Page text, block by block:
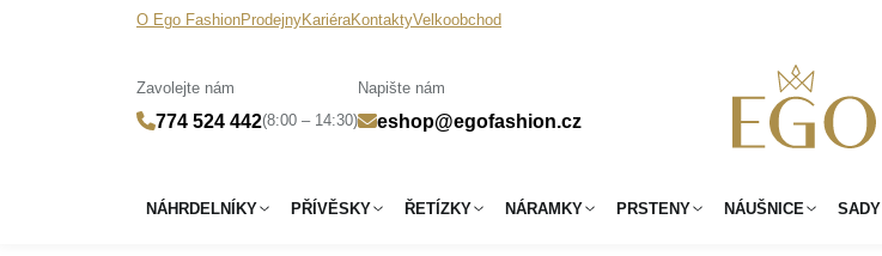
O Ego FashionProdejnyKariéraKontaktyVelkoobchod
Zavolejte nám
774 524 442(8:00 – 14:30)
Napište nám
eshop@egofashion.cz
NÁHRDELNÍKY PŘÍVĚSKY ŘETÍZKY NÁRAMKY PRSTENY NÁUŠNICE SADY